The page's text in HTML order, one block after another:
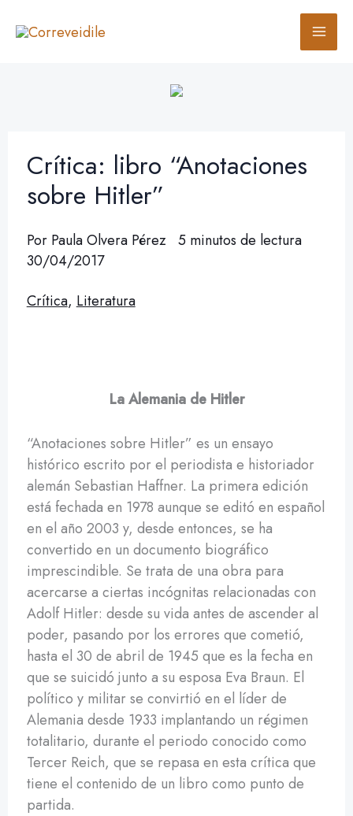
Crítica: libro “Anotaciones
sobre Hitler”
Por Paula Olvera Pérez
5 minutos de lectura
30/04/2017
Crítica, Literatura
La Alemania de Hitler
“Anotaciones sobre Hitler” es un ensayo
histórico escrito por el periodista e historiador
alemán Sebastian Haffner. La primera edición
está fechada en 1978 aunque se editó en español
en el año 2003 y, desde entonces, se ha
convertido en un documento biográfico
imprescindible. Se trata de una obra para
acercarse a ciertas incógnitas relacionadas con
Adolf Hitler: desde su vida antes de ascender al
poder, pasando por los errores que cometió,
hasta el 30 de abril de 1945 que es la fecha en
que se suicidó junto a su esposa Eva Braun. El
político y militar se convirtió en el líder de
Alemania desde 1933 implantando un régimen
totalitario, durante el periodo conocido como
Tercer Reich, que se repasa en esta crítica que
tiene el contenido de un libro como punto de
partida.
u